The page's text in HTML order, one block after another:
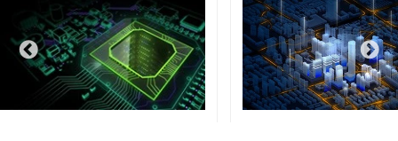
10000+
Expérience en assurance des équipements en
ligne >10 000+.
500+
Points de contrôle du